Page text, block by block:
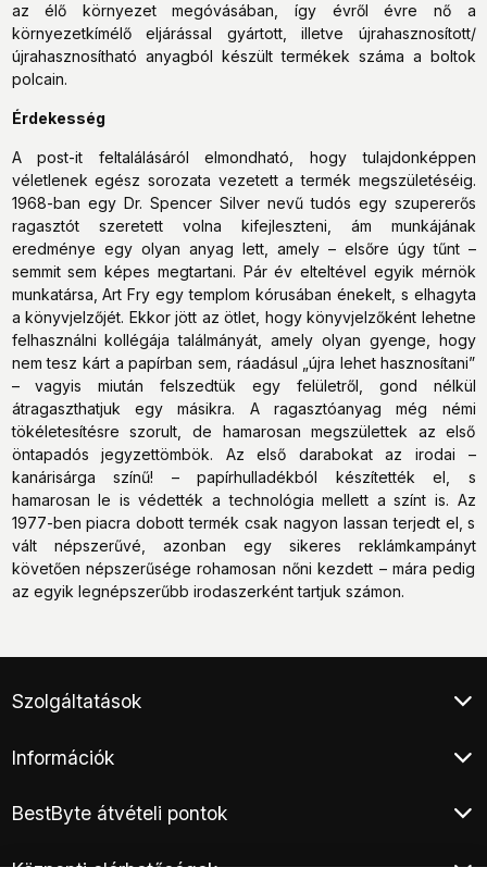
az élő környezet megóvásában, így évről évre nő a
környezetkímélő eljárással gyártott, illetve újrahasznosított/
újrahasznosítható anyagból készült termékek száma a boltok
polcain.
Érdekesség
A post-it feltalálásáról elmondható, hogy tulajdonképpen
véletlenek egész sorozata vezetett a termék megszületéséig.
1968-ban egy Dr. Spencer Silver nevű tudós egy szupererős
ragasztót szeretett volna kifejleszteni, ám munkájának
eredménye egy olyan anyag lett, amely – elsőre úgy tűnt –
semmit sem képes megtartani. Pár év elteltével egyik mérnök
munkatársa, Art Fry egy templom kórusában énekelt, s elhagyta
a könyvjelzőjét. Ekkor jött az ötlet, hogy könyvjelzőként lehetne
felhasználni kollégája találmányát, amely olyan gyenge, hogy
nem tesz kárt a papírban sem, ráadásul „újra lehet hasznosítani”
– vagyis miután felszedtük egy felületről, gond nélkül
átragaszthatjuk egy másikra. A ragasztóanyag még némi
tökéletesítésre szorult, de hamarosan megszülettek az első
öntapadós jegyzettömbök. Az első darabokat az irodai –
kanárisárga színű! – papírhulladékból készítették el, s
hamarosan le is védették a technológia mellett a színt is. Az
1977-ben piacra dobott termék csak nagyon lassan terjedt el, s
vált népszerűvé, azonban egy sikeres reklámkampányt
követően népszerűsége rohamosan nőni kezdett – mára pedig
az egyik legnépszerűbb irodaszerként tartjuk számon.
Szolgáltatások
Klíma értékesítés
Áruhitel
E-hulladék átvétel
Információk
Adatkezelési tájékoztató
Kárügyintézés, áruátvétel
BestByte átvételi pontok
Budapest XV. - Harsányi utca
Központi elérhetőségek